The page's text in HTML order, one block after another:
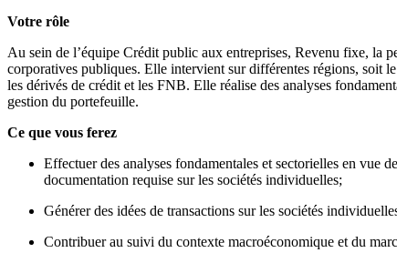
Votre rôle
Au sein de l’équipe Crédit public aux entreprises, Revenu fixe, la
corporatives publiques. Elle intervient sur différentes régions, soit
les dérivés de crédit et les FNB. Elle réalise des analyses
gestion du portefeuille.
Ce que vous ferez
Effectuer des analyses fondamentales et sectorielles en vue
documentation requise sur les sociétés individuelles;
Générer des idées de transactions sur les sociétés
Contribuer au suivi du contexte macroéconomique et du